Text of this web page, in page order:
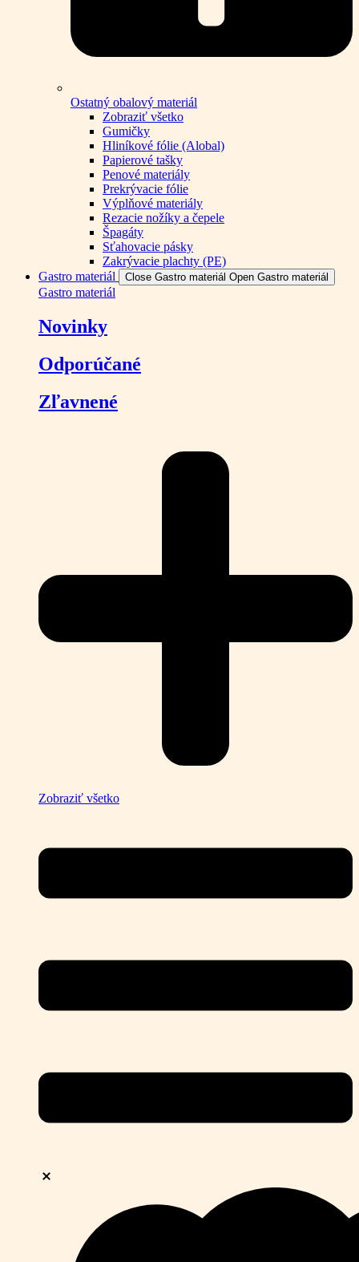
Ostatný obalový materiál
Zobraziť všetko
Gumičky
Hliníkové fólie (Alobal)
Papierové tašky
Penové materiály
Prekrývacie fólie
Výplňové materiály
Rezacie nožíky a čepele
Špagáty
Sťahovacie pásky
Zakrývacie plachty (PE)
Gastro materiál
Close Gastro materiál Open Gastro materiál
Gastro materiál
Novinky
Odporúčané
Zľavnené
Zobraziť všetko